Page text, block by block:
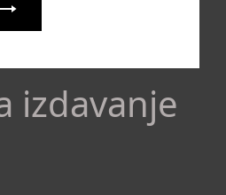
izdavanje